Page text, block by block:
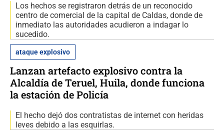
Los hechos se registraron detrás de un reconocido
centro de comercial de la capital de Caldas, donde de
inmediato las autoridades acudieron a indagar lo
sucedido.
ataque explosivo
Lanzan artefacto explosivo contra la
Alcaldía de Teruel, Huila, donde funciona
la estación de Policía
El hecho dejó dos contratistas de internet con heridas
leves debido a las esquirlas.